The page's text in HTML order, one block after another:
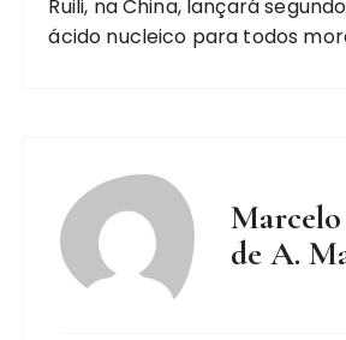
Ruili, na China, lançará
ácido nucleico para todos
de A.